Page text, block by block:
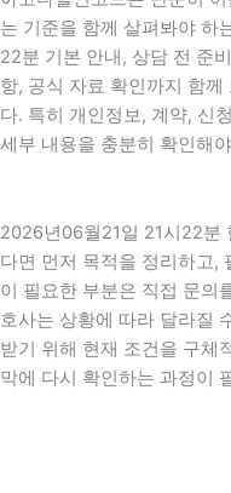
는 기준을 함께 살펴봐야 하
22분 기본 안내, 상담 전 준
항, 공식 자료 확인까지 함
다. 특히 개인정보, 계약, 신
세부 내용을 충분히 확인해
2026년06월21일 21시22분
다면 먼저 목적을 정리하고,
이 필요한 부분은 직접 문의
호사는 상황에 따라 달라질
받기 위해 현재 조건을 구체
막에 다시 확인하는 과정이